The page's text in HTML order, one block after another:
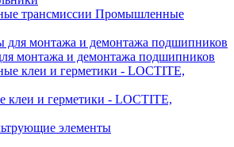
Промышленные
монтажа и демонтажа подшипников
и герметики - LOCTITE,
элементы